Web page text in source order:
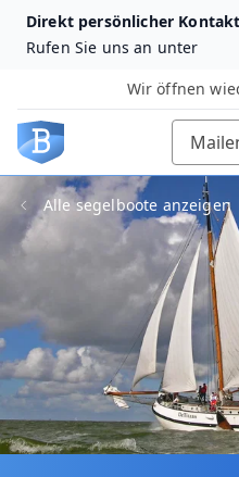
Direkt persönlicher
Rufen Sie uns an unter
Wir öffnen
Alle segelboote anzeigen